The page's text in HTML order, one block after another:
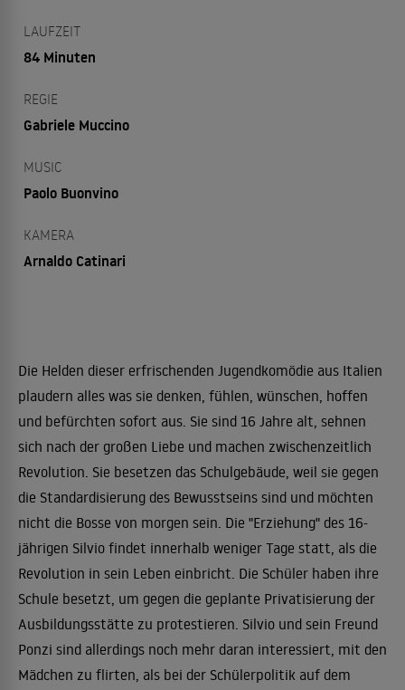
LAUFZEIT
84 Minuten
REGIE
Gabriele Muccino
MUSIC
Paolo Buonvino
KAMERA
Arnaldo Catinari
Die Helden dieser erfrischenden Jugendkomödie aus Italien
plaudern alles was sie denken, fühlen, wünschen, hoffen
und befürchten sofort aus. Sie sind 16 Jahre alt, sehnen
sich nach der großen Liebe und machen zwischenzeitlich
Revolution. Sie besetzen das Schulgebäude, weil sie gegen
die Standardisierung des Bewusstseins sind und möchten
nicht die Bosse von morgen sein. Die "Erziehung" des 16-
jährigen Silvio findet innerhalb weniger Tage statt, als die
Revolution in sein Leben einbricht. Die Schüler haben ihre
Schule besetzt, um gegen die geplante Privatisierung der
Ausbildungsstätte zu protestieren. Silvio und sein Freund
Ponzi sind allerdings noch mehr daran interessiert, mit den
Mädchen zu flirten, als bei der Schülerpolitik auf dem